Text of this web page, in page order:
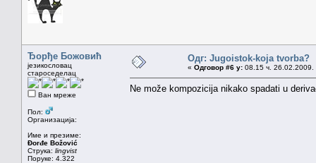
Ђорђе Божовић
језикословац
староседелац
Ван мреже
Пол:
Организација:
Име и презиме:
Đorđe Božović
Струка: lingvist
Поруке: 4.322
Одг: Jugoistok-koja tvorba?
« Одговор #6 у: 08.15 ч. 26.02.2009.
Ne može kompozicija nikako spadati u